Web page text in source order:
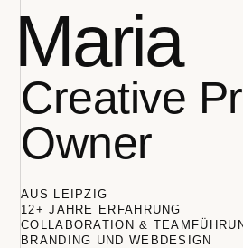
Maria
Creative
Owner
AUS LEIPZIG
12+ JAHRE ERFAHRUNG
COLLABORATION &
BRANDING UND WEBDESIGN